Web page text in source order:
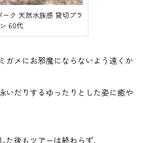
ク 天然水族感 貸切プラ
ン 60代
ガメにお邪魔にならないよう遠くか
いだりするゆったりとした姿に癒や
た後もツアーは終わらず、